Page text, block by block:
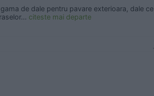
de dale pentru pavare exterioara, dale ce
citeste mai departe